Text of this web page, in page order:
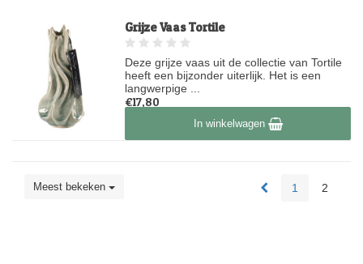
Grijze Vaas Tortile
Deze grijze vaas uit de collectie van Tortile
heeft een bijzonder uiterlijk. Het is een
langwerpige ...
€17,80
Op voorraadIn winkelwagen
Meest bekeken 1 2